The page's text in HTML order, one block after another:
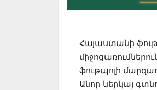
Հայաստանի
ֆութպոլի
Անոր ներկայ